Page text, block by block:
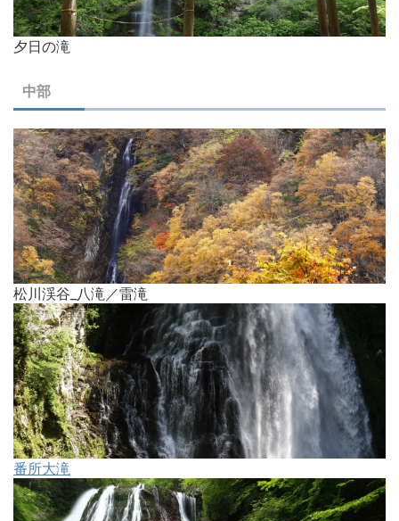
夕日の滝
中部
松川渓谷_八滝／雷滝
番所大滝